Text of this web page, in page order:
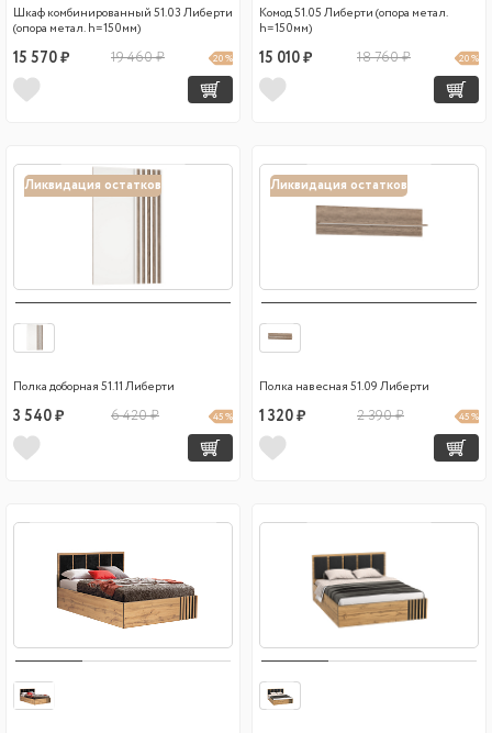
Шкаф комбинированный 51.03 Либерти
(опора метал. h=150мм)
15 570 ₽ 19 460 ₽ 20 %
Комод 51.05 Либерти (опора метал.
h=150мм)
15 010 ₽ 18 760 ₽ 20 %
Ликвидация остатков
Полка доборная 51.11 Либерти
3 540 ₽ 6 420 ₽ 45 %
Ликвидация остатков
Полка навесная 51.09 Либерти
1 320 ₽ 2 390 ₽ 45 %